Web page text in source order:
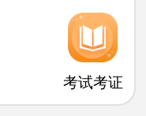
考试考证